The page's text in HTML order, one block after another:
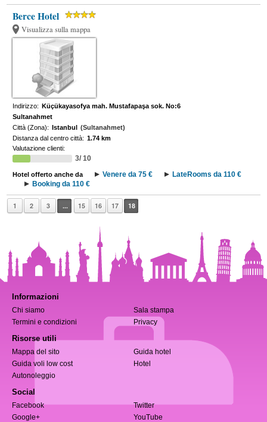
Berce Hotel
Visualizza sulla mappa
Indirizzo: Küçükayasofya mah. Mustafapaşa sok. No:6
Sultanahmet
Città (Zona): Istanbul (Sultanahmet)
Distanza dal centro città: 1.74 km
Valutazione clienti:
3/ 10
Hotel offerto anche da Venere da 75 €
LateRooms da 110 €
Booking da 110 €
1 2 3 ... 15 16 17 18
Informazioni
Chi siamo
Sala stampa
Termini e condizioni
Privacy
Risorse utili
Mappa del sito
Guida hotel
Guida voli low cost
Hotel
Autonoleggio
Social
Facebook
Twitter
Google+
YouTube